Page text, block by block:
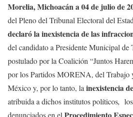
Morelia, Michoacán a 04 de julio de
del Pleno del Tribunal Electoral del
declaró la inexistencia de las
del candidato a Presidente Municipal de
postulado por la Coalición “Juntos
por los Partidos MORENA, del Trabajo
México y, por lo tanto, la inexistencia
atribuida a dichos institutos políticos,
denunciados en el Procedimiento